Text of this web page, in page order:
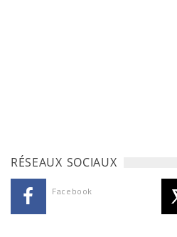
RÉSEAUX SOCIAUX
Facebook